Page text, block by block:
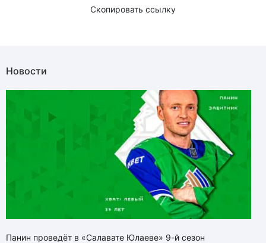
Скопировать ссылку
Новости
Панин проведёт в «Салавате Юлаеве» 9-й сезон